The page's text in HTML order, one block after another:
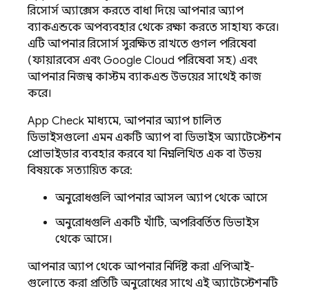
রিসোর্স অ্যাক্সেস করতে বাধা দিয়ে আপনার অ্যাপ
ব্যাকএন্ডকে অপব্যবহার থেকে রক্ষা করতে সাহায্য করে।
এটি আপনার রিসোর্স সুরক্ষিত রাখতে গুগল পরিষেবা
(ফায়ারবেস এবং Google Cloud পরিষেবা সহ) এবং
আপনার নিজস্ব কাস্টম ব্যাকএন্ড উভয়ের সাথেই কাজ
করে।
App Check মাধ্যমে, আপনার অ্যাপ চালিত
ডিভাইসগুলো এমন একটি অ্যাপ বা ডিভাইস অ্যাটেস্টেশন
প্রোভাইডার ব্যবহার করবে যা নিম্নলিখিত এক বা উভয়
বিষয়কে সত্যায়িত করে:
অনুরোধগুলি আপনার আসল অ্যাপ থেকে আসে
অনুরোধগুলি একটি খাঁটি, অপরিবর্তিত ডিভাইস
থেকে আসে।
আপনার অ্যাপ থেকে আপনার নির্দিষ্ট করা এপিআই-
গুলোতে করা প্রতিটি অনুরোধের সাথে এই অ্যাটেস্টেশনটি